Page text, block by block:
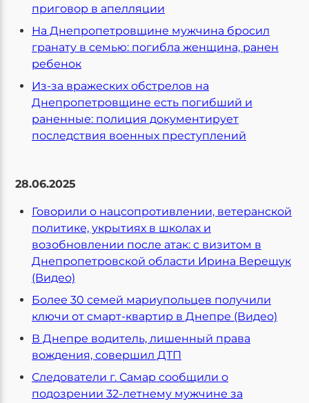
приговор в апелляции
На Днепропетровщине мужчина бросил
гранату в семью: погибла женщина, ранен
ребенок
Из-за вражеских обстрелов на
Днепропетровщине есть погибший и
раненные: полиция документирует
последствия военных преступлений
28.06.2025
Говорили о нацсопротивлении, ветеранской
политике, укрытиях в школах и
возобновлении после атак: с визитом в
Днепропетровской области Ирина Верещук
(Видео)
Более 30 семей мариупольцев получили
ключи от смарт-квартир в Днепре (Видео)
В Днепре водитель, лишенный права
вождения, совершил ДТП
Следователи г. Самар сообщили о
подозрении 32-летнему мужчине за